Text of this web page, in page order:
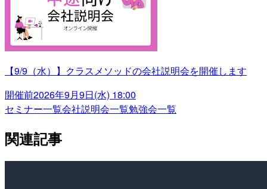
【9/9（水）】クラスメソッドの会社説明会を開催します
開催前2026年9月9日(水) 18:00
セミナー一覧会社説明会一覧勉強会一覧
関連記事